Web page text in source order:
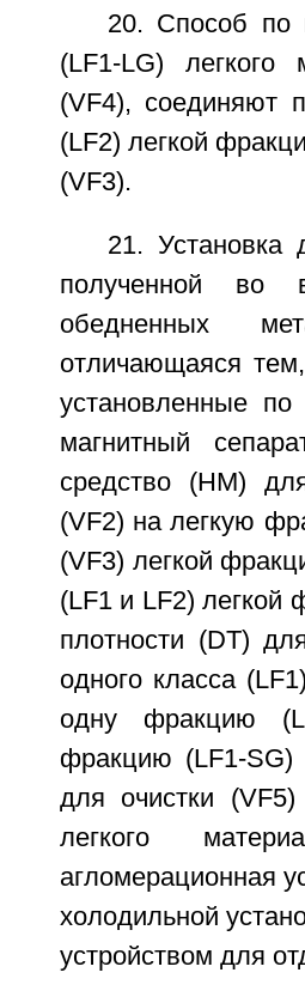
20. Способ по
(LF1-LG) легкого
(VF4), соединяют
(LF2) легкой
(VF3).
21. Установка
полученной во
обедненных
отличающаяся
установленные
магнитный
средство (НМ) для
(VF2) на легкую
(VF3) легкой
(LF1 и LF2) легкой
плотности (DT)
одного класса
одну фракцию
фракцию (LF1-SG)
для очистки
легкого
агломерационная
холодильной
устройством для